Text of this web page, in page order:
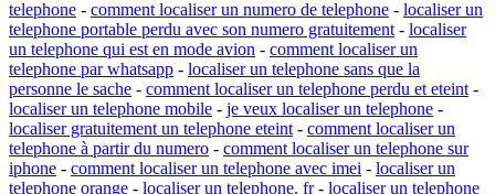
telephone - comment localiser un numero de telephone - localiser un
telephone portable perdu avec son numero gratuitement - localiser
un telephone qui est en mode avion - comment localiser un
telephone par whatsapp - localiser un telephone sans que la
personne le sache - comment localiser un telephone perdu et eteint -
localiser un telephone mobile - je veux localiser un telephone -
localiser gratuitement un telephone eteint - comment localiser un
telephone à partir du numero - comment localiser un telephone sur
iphone - comment localiser un telephone avec imei - localiser un
telephone orange - localiser un telephone. fr- localiser un telephone